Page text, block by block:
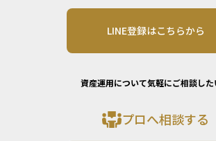
LINE登録はこちらから
資産運用について気軽にご相談した
プロへ相談する